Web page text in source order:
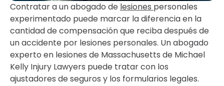
Contratar a un abogado de lesiones personales
experimentado puede marcar la diferencia en la
cantidad de compensación que reciba después de
un accidente por lesiones personales. Un abogado
experto en lesiones de Massachusetts de Michael
Kelly Injury Lawyers puede tratar con los
ajustadores de seguros y los formularios legales.